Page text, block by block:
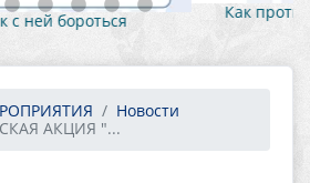
вовлечению в противоправную
деятельность 1
Новости
АКЦИЯ "...